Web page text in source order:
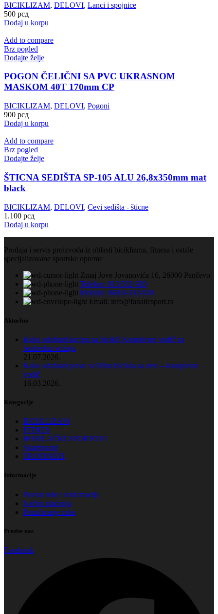
BICIKLIZAM, DELOVI, Lanci i spojnice
500 рсд
Dodaj u korpu
Add to compare
Brz pogled
Dodajte želje
POGON ČELIČNI SA PVC UKRASNOM
MASKOM 40T 170mm CP
BICIKLIZAM, DELOVI, Pogoni
900 рсд
Dodaj u korpu
Add to compare
Brz pogled
Dodajte želje
ŠTICNA SEDIŠTA SP-105 ALU 26,8x350mm mat
black
BICIKLIZAM, DELOVI, Cevi sedišta - šticne
1.100 рсд
Dodaj u korpu
Prodaja i servis proizvoda iz oblasti biciklizma, fitnesa i ostale
specijalizovane sportske opreme
Zmaj Jove Jovanovića 16, 26000 Pančevo
Telefon: 013/332-920
Mobilni: 060/0-332-920
Email: info@fanaticsport.rs
Aktuelno
Kako odabrati kacigu za bicikl? Kompletan vodič za
bezbednu vožnju
21.07.2026.
Kako odabrati pravu veličinu bicikla za dete – kompletan
vodič
16.03.2026.
Kategorije
BICIKLIZAM
FITNES
BORILAČKI SPORTOVI
Skateboard
TROTINETI
Informacije
Povrat robe i reklamacije
Načini plaćanja
Poručivanje robe
Pratite nas
Facebook